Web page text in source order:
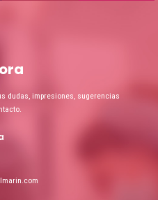
dudas, impresiones, sugerencias